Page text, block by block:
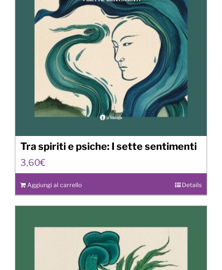
Tra spiriti e psiche: I sette sentimenti
3,60€
Aggiungi al carrello Details